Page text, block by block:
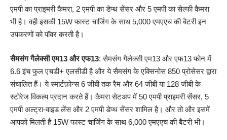
एमपी का प्राइमरी कैमरा, 2 एमपी का डेप्थ सेंसर और 5 एमपी का सेल्फी कैमरा
भी है। वही इसकी 15W फास्ट चार्जिंग के साथ 5,000 एमएएच की बैटरी इन
उपकरणों को पॉवर करती है।
सैमसंग गैलेक्सी एम13 और एफ13: सैमसंग गैलेक्सी एम13 और एफ13 फोन में
6.6 इंच फुल एचडी+ एलसीडी है और ये सैमसंग के एक्सिनोस 850 प्रोसेसर द्वारा
संचालित हैं। ये स्मार्टफ़ोन्स 6 जीबी तक रैम और 64 जीबी या 128 जीबी के
स्टोरेज विकल्प प्रदान करते हैं। कैमरा सेटअप में 50 एमपी प्राइमरी सेंसर, 5
एमपी अल्ट्रा-वाइड लेंस और 2 एमपी डेप्थ सेंसर शामिल है। और तो और इसमें
आपको मिलती है 15W फास्ट चार्जिंग के साथ 6,000 एमएएच की बैटरी भी।